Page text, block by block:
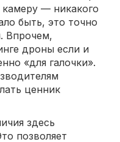
— никакого
быть, это точно
Впрочем,
дроны если и
«для галочки».
ценник
здесь
позволяет